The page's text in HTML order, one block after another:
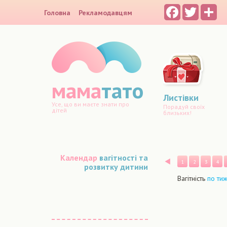
Головна Рекламодавцям FacebookTwitter
маматато
Усе, що ви маєте знати про
дітей
Листівки
Порадуй своїх
близьких!
Календар вагітності та
розвитку дитини
Назад
1 2 3 4
Вагітність по